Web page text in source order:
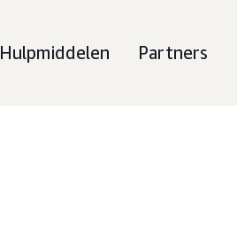
Hulpmiddelen Partners